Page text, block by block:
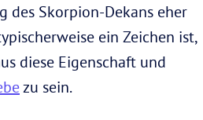
des Skorpion-Dekans eher
ein Zeichen ist,
diese Eigenschaft und
zu sein.